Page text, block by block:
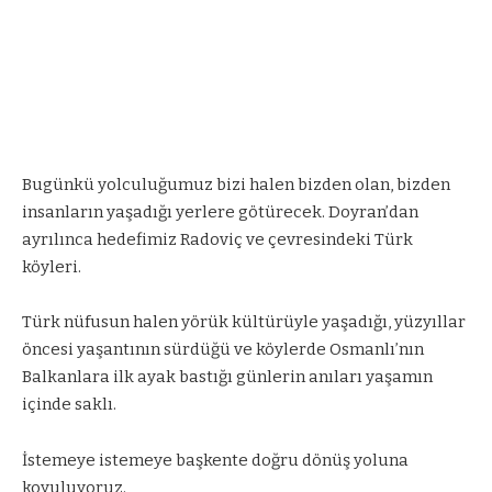
Bugünkü yolculuğumuz bizi halen bizden olan, bizden
insanların yaşadığı yerlere götürecek. Doyran’dan
ayrılınca hedefimiz Radoviç ve çevresindeki Türk
köyleri.
Türk nüfusun halen yörük kültürüyle yaşadığı, yüzyıllar
öncesi yaşantının sürdüğü ve köylerde Osmanlı’nın
Balkanlara ilk ayak bastığı günlerin anıları yaşamın
içinde saklı.
İstemeye istemeye başkente doğru dönüş yoluna
koyuluyoruz.